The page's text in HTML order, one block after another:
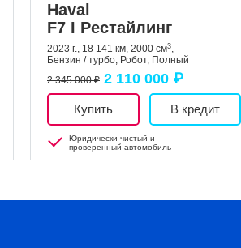
Haval
F7 I Рестайлинг
2023 г., 18 141 км, 2000 см3,
Бензин / турбо, Робот, Полный
2 345 000 ₽ 2 110 000 ₽
Купить В кредит
Юридически чистый и
проверенный автомобиль